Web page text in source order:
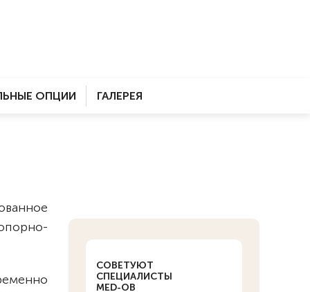
ОПЦИИ ГАЛЕРЕЯ
СОВЕТУЮТ
СПЕЦИАЛИСТЫ
MED-OB